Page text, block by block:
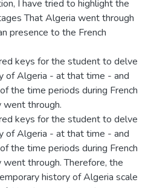
I have tried to highlight the
That Algeria went through
presence to the French
keys for the student to delve
of Algeria - at that time - and
the time periods during French
went through.
keys for the student to delve
of Algeria - at that time - and
the time periods during French
through. Therefore, the
history of Algeria scale